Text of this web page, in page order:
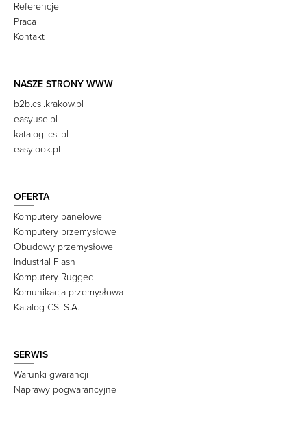
Referencje
Praca
Kontakt
NASZE STRONY WWW
b2b.csi.krakow.pl
easyuse.pl
katalogi.csi.pl
easylook.pl
OFERTA
Komputery panelowe
Komputery przemysłowe
Obudowy przemysłowe
Industrial Flash
Komputery Rugged
Komunikacja przemysłowa
Katalog CSI S.A.
SERWIS
Warunki gwarancji
Naprawy pogwarancyjne